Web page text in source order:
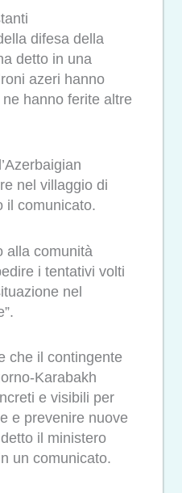
difesa della
detto in una
azeri hanno
hanno ferite altre
nel villaggio di
il comunicato.
alla comunità
i tentativi volti
nel
che il contingente
Karabakh
e visibili per
e prevenire nuove
il ministero
un comunicato.